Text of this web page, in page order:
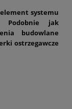
systemu
Podobnie jak
budowlane
ostrzegawcze